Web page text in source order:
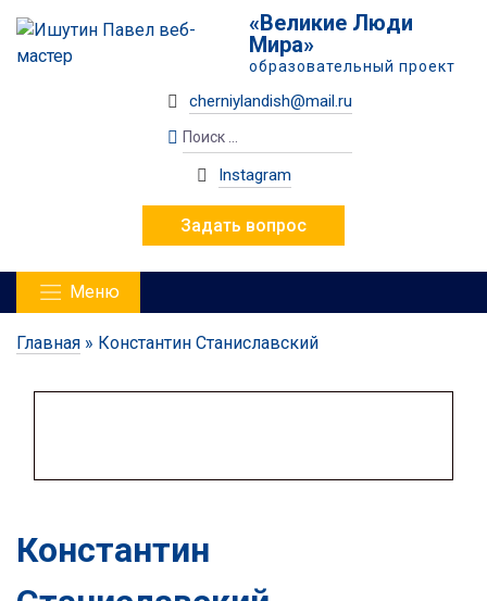
«Великие Люди
Мира»
образовательный проект
cherniylandish@mail.ru
Instagram
Задать вопрос
Меню
Главная » Константин Станиславский
Константин